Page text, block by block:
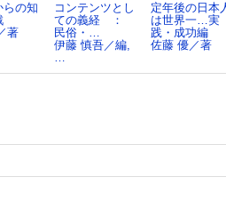
らの知
著
コンテンツとし
ての義経 ：
民俗・…
伊藤 慎吾／編,
…
定年後の日本
は世界一…実
践・成功編
佐藤 優／著